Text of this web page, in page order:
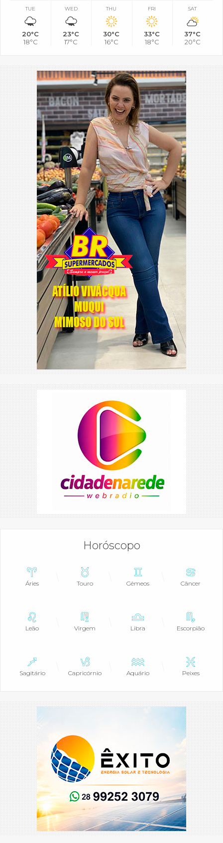
TUE
20°C
18°C
WED
23°C
17°C
THU
30°C
16°C
FRI
33°C
18°C
SAT
37°C
20°C
Horóscopo
Áries Touro Gêmeos Câncer
Leão Virgem Libra Escorpião
Sagitário Capricórnio Aquário Peixes